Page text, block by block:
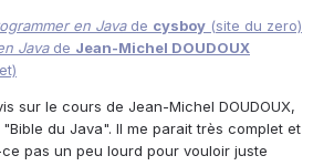
en Javade cysboy (site du zero)
Javade Jean-Michel DOUDOUX
sur le cours de Jean-Michel DOUDOUX,
du Java". Il me parait très complet et
pas un peu lourd pour vouloir juste